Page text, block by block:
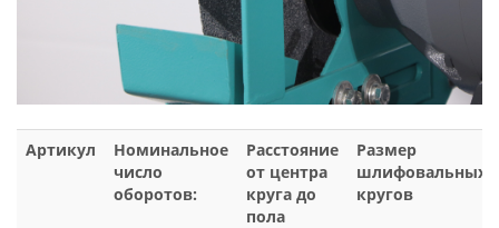
Артикул
Номинальное
число
оборотов:
Расстояние
от центра
круга до
пола
Размер
шлифовальных
кругов